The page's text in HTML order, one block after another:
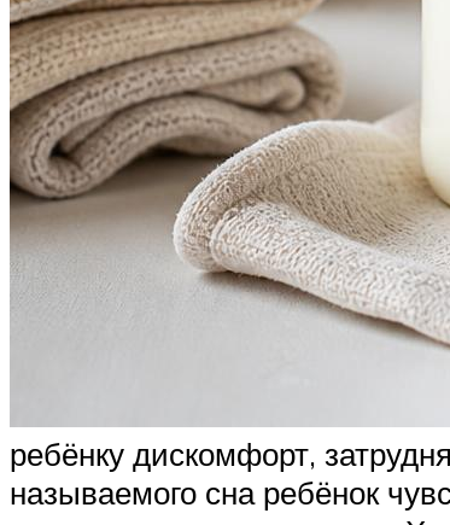
ребёнку дискомфорт,
называемого сна ребёнок